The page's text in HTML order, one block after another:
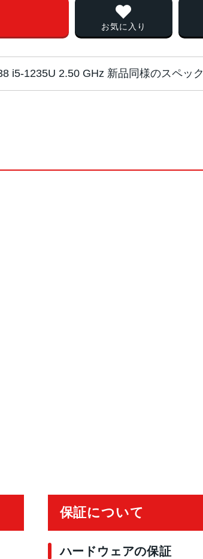
お気に入り
i5-1235U 2.50 GHz 新品同様のスペック
プラチナ、フォレスト、グラファイト
保証について
ハードウェアの保証